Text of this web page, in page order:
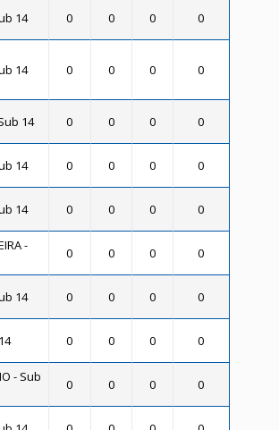
14 0 0 0 0
14 0 0 0 0
14 0 0 0 0
14 0 0 0 0
14 0 0 0 0
-
0 0 0 0
14 0 0 0 0
0 0 0 0
- Sub
0 0 0 0